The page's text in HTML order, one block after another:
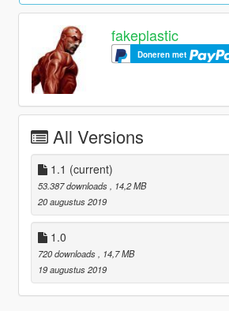
fakeplastic
Doneren met
All Versions
1.1 (current)
53.387 downloads
, 14,2 MB
20 augustus 2019
1.0
720 downloads
, 14,7 MB
19 augustus 2019